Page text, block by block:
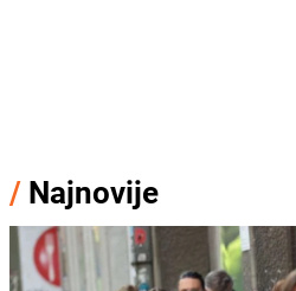
/ Najnovije